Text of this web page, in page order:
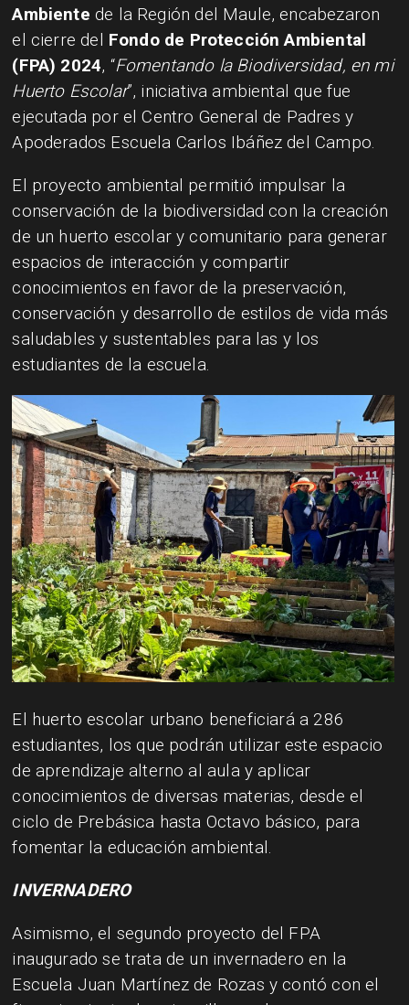
Ambiente de la Región del Maule, encabezaron
el cierre del Fondo de Protección Ambiental
(FPA) 2024, “Fomentando la Biodiversidad, en mi
Huerto Escolar”, iniciativa ambiental que fue
ejecutada por el Centro General de Padres y
Apoderados Escuela Carlos Ibáñez del Campo.
El proyecto ambiental permitió impulsar la
conservación de la biodiversidad con la creación
de un huerto escolar y comunitario para generar
espacios de interacción y compartir
conocimientos en favor de la preservación,
conservación y desarrollo de estilos de vida más
saludables y sustentables para las y los
estudiantes de la escuela.
El huerto escolar urbano beneficiará a 286
estudiantes, los que podrán utilizar este espacio
de aprendizaje alterno al aula y aplicar
conocimientos de diversas materias, desde el
ciclo de Prebásica hasta Octavo básico, para
fomentar la educación ambiental.
INVERNADERO
Asimismo, el segundo proyecto del FPA
inaugurado se trata de un invernadero en la
Escuela Juan Martínez de Rozas y contó con el